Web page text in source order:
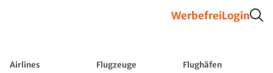
WerbefreiLogin
Airlines Flugzeuge
Flughäfen